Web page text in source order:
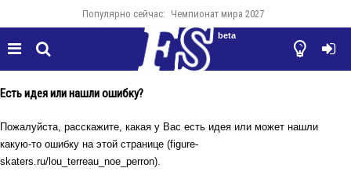
Популярно сейчас: Чемпионат мира 2027
  

beta
Есть идея или нашли ошибку?
Пожалуйста, расскажите, какая у Вас есть идея или может нашли
какую-то ошибку на этой странице (figure-
skaters.ru/lou_terreau_noe_perron).